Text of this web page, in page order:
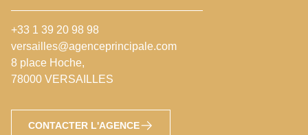
+33 1 39 20 98 98
versailles@agenceprincipale.com
8 place Hoche,
78000 VERSAILLES
CONTACTER L'AGENCE